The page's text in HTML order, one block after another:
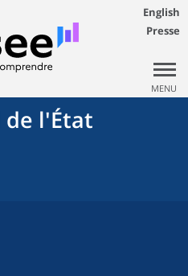
English
Presse
MENU
de l'État